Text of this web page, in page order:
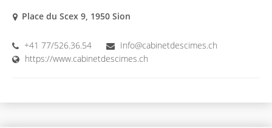
Place du Scex 9, 1950 Sion
+41 77/526.36.54
Info@cabinetdescimes.ch
https://www.cabinetdescimes.ch